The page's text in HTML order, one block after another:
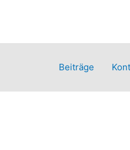
Beiträge